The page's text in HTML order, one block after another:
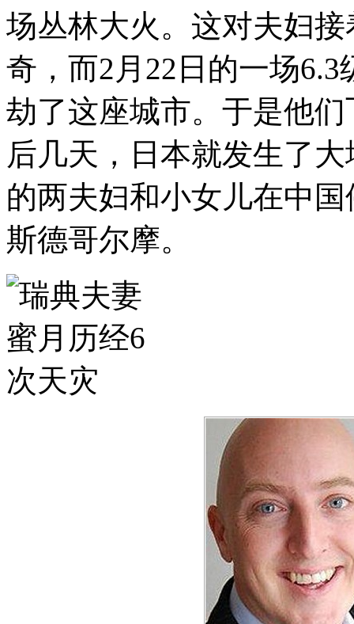
场丛林大火。这对夫妇
奇，而2月22日的一场
劫了这座城市。于是他
后几天，日本就发生了
的两夫妇和小女儿在中
斯德哥尔摩。